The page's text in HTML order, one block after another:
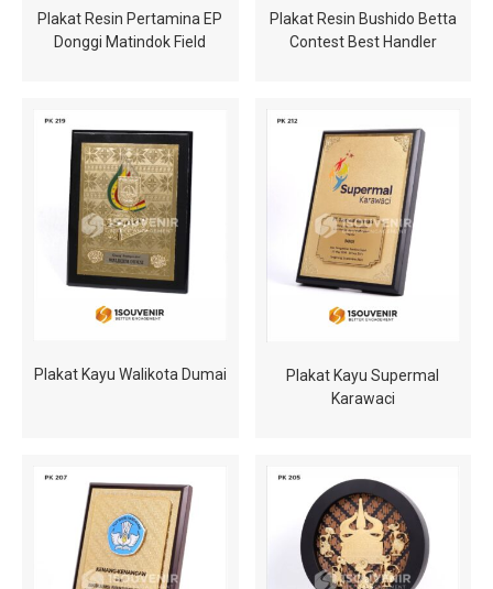
Plakat Resin Pertamina EP
Donggi Matindok Field
Plakat Resin Bushido Betta
Contest Best Handler
Plakat Kayu Walikota Dumai
Plakat Kayu Supermal
Karawaci